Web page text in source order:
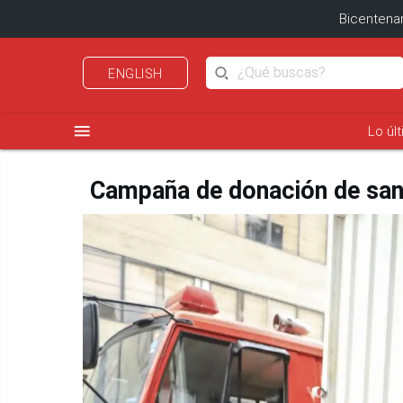
ENGLISH
menu Lo
Campaña de donación de